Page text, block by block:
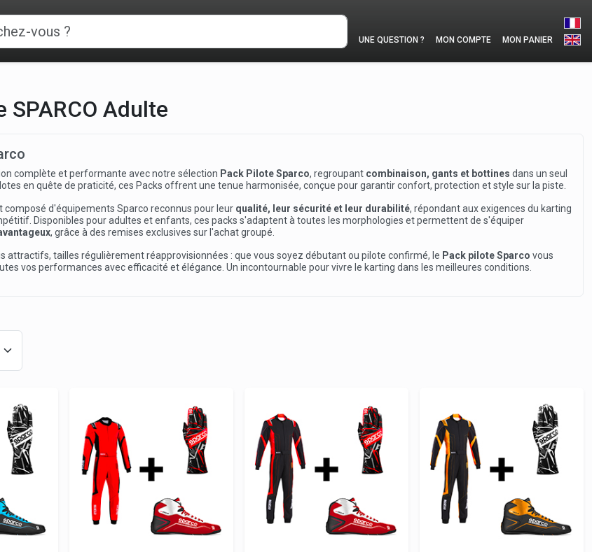
UNE QUESTION ? MON COMPTE MON PANIER
SPARCO Adulte
complète et performante avec notre sélection Pack Pilote Sparco, regroupant combinaison, gants et bottines dans un seul
en quête de praticité, ces Packs offrent une tenue harmonisée, conçue pour garantir confort, protection et style sur la piste.
composé d'équipements Sparco reconnus pour leur qualité, leur sécurité et leur durabilité, répondant aux exigences du karting
Disponibles pour adultes et enfants, ces packs s'adaptent à toutes les morphologies et permettent de s'équiper
, grâce à des remises exclusives sur l'achat groupé.
attractifs, tailles régulièrement réapprovisionnées : que vous soyez débutant ou pilote confirmé, le Pack pilote Sparco vous
vos performances avec efficacité et élégance. Un incontournable pour vivre le karting dans les meilleures conditions.